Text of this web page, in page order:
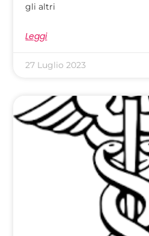
gli altri
Leggi
27 Luglio 2023